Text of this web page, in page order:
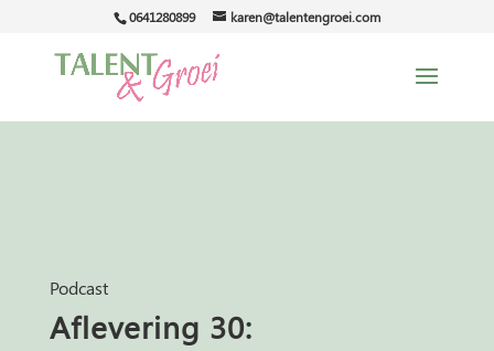
0641280899 karen@talentengroei.com
Podcast
Aflevering 30: